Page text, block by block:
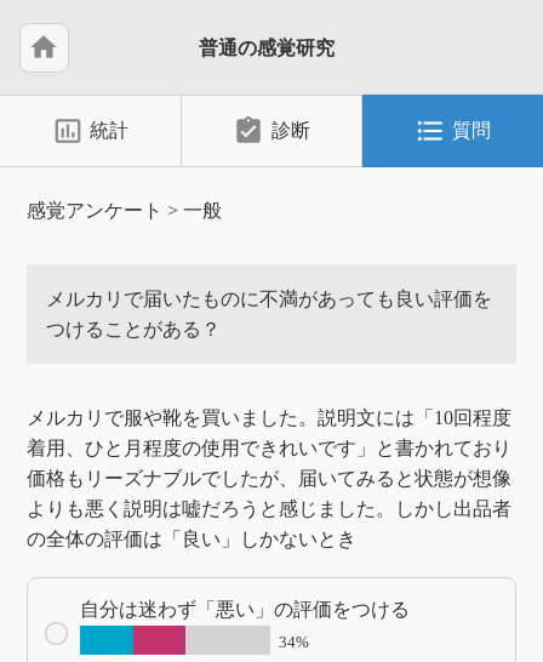
home 普通の感覚研究
insert_chart_outlined 統計 assignment_turned_in 診断 format_list_bulleted 質問
感覚アンケート >一般
メルカリで届いたものに不満があっても良い評価を
つけることがある？
メルカリで服や靴を買いました。説明文には「10回程度
着用、ひと月程度の使用できれいです」と書かれており
価格もリーズナブルでしたが、届いてみると状態が想像
よりも悪く説明は嘘だろうと感じました。しかし出品者
の全体の評価は「良い」しかないとき
自分は迷わず「悪い」の評価をつける
34%